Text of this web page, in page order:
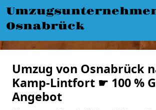
Osnabrück
Umzug von Osnabrück
Kamp-Lintfort ☛ 100 %
Angebot